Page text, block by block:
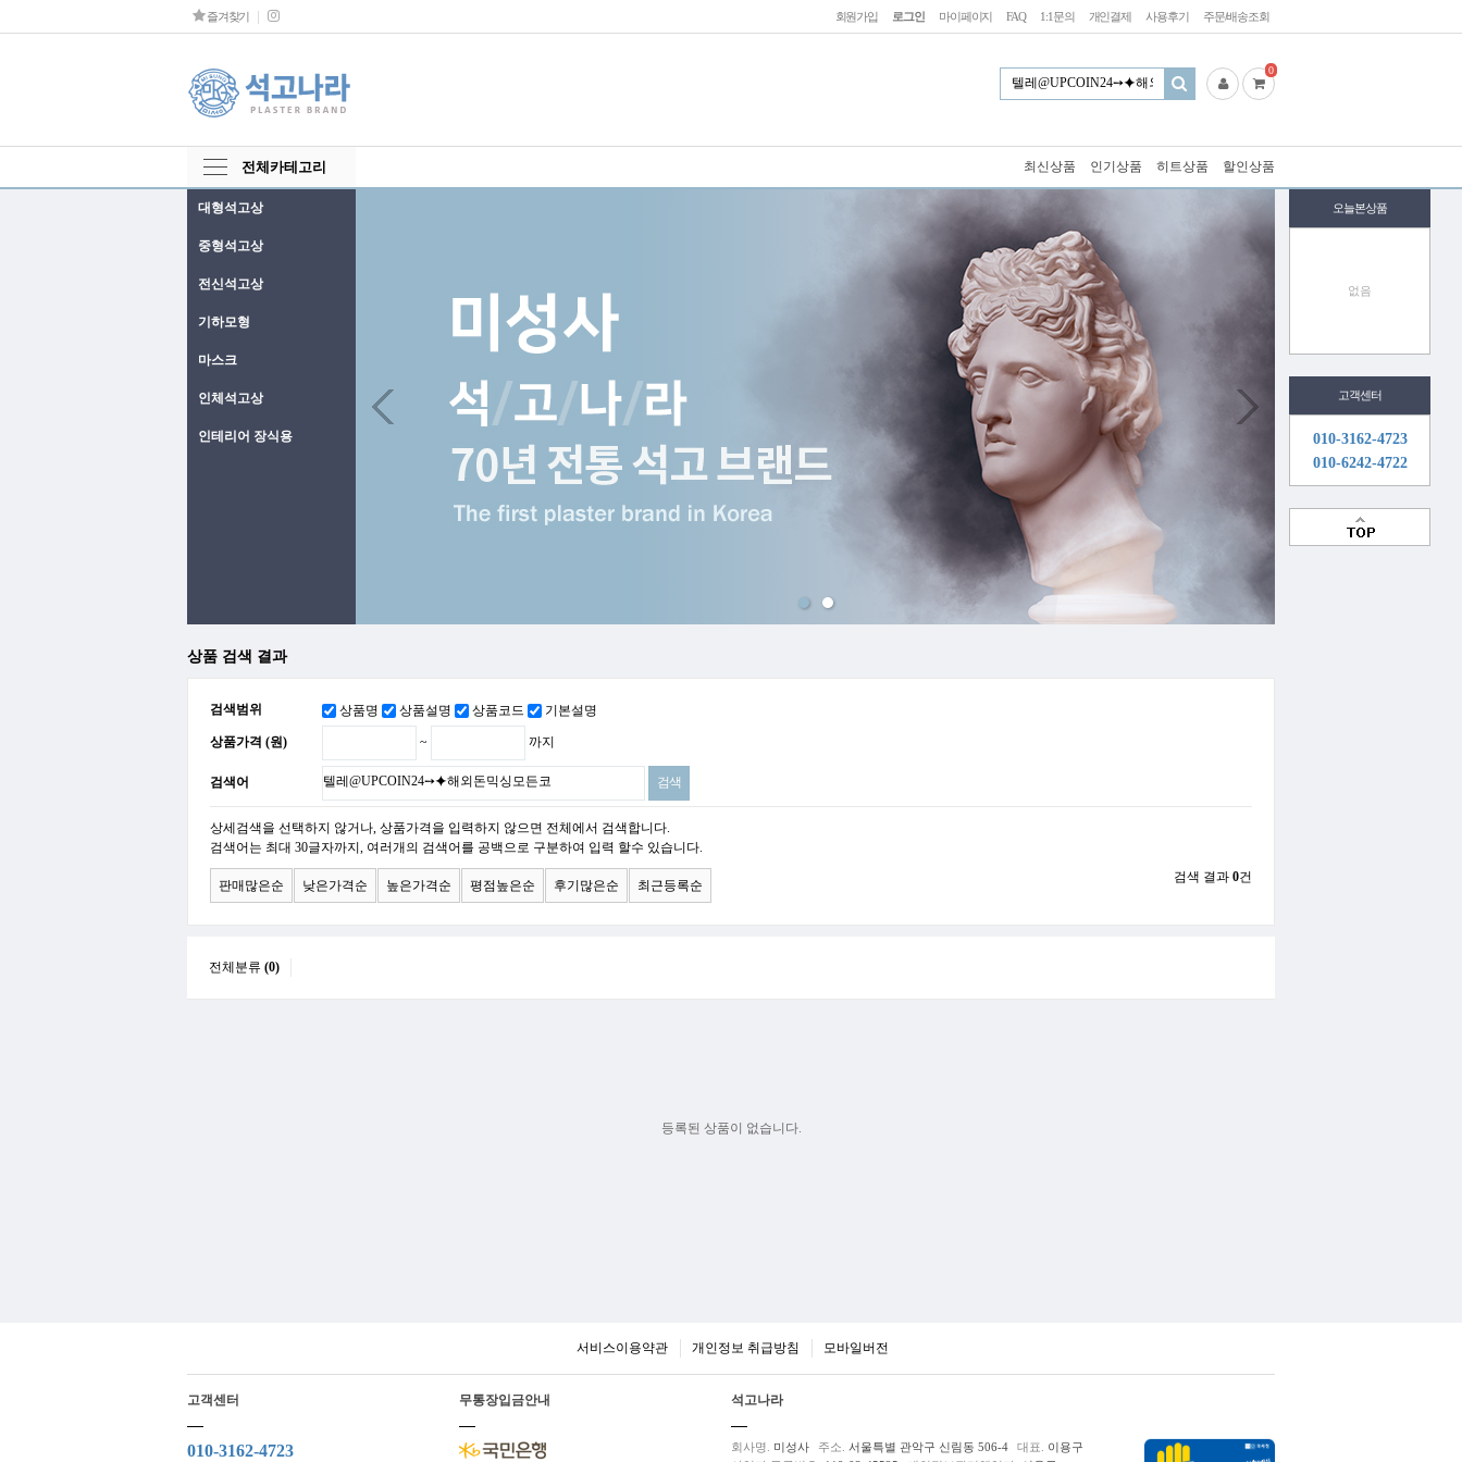
회원가입 로그인 마이페이지 FAQ 1:1문의 개인결제 사용후기 주문/배송조회
즐겨찾기
0
전체카테고리 최신상품 인기상품 히트상품 할인상품
오늘본상품
없음
고객센터
010-3162-4723
010-6242-4722
대형석고상
중형석고상
전신석고상
기하모형
마스크
인체석고상
인테리어 장식용
상품 검색 결과
검색범위 상품명 상품설명 상품코드 기본설명
상품가격 (원) ~ 까지
검색어
상세검색을 선택하지 않거나, 상품가격을 입력하지 않으면 전체에서 검색합니다.
검색어는 최대 30글자까지, 여러개의 검색어를 공백으로 구분하여 입력 할수 있습니다.
판매많은순 낮은가격순 높은가격순 평점높은순 후기많은순 최근등록순
검색 결과 0건
전체분류 (0)
등록된 상품이 없습니다.
서비스이용약관 개인정보 취급방침 모바일버전
고객센터
010-3162-4723
무통장입금안내 석고나라
회사명. 미성사 주소. 서울특별 관악구 신림동 506-4 대표. 이용구